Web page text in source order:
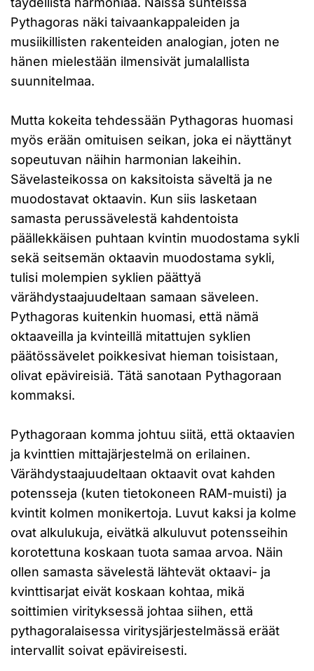
Pythagoras näki taivaankappaleiden ja
musiikillisten rakenteiden analogian, joten ne
hänen mielestään ilmensivät jumalallista
suunnitelmaa.
Mutta kokeita tehdessään Pythagoras huomasi
myös erään omituisen seikan, joka ei näyttänyt
sopeutuvan näihin harmonian lakeihin.
Sävelasteikossa on kaksitoista säveltä ja ne
muodostavat oktaavin. Kun siis lasketaan
samasta perussävelestä kahdentoista
päällekkäisen puhtaan kvintin muodostama sykli
sekä seitsemän oktaavin muodostama sykli,
tulisi molempien syklien päättyä
värähdystaajuudeltaan samaan säveleen.
Pythagoras kuitenkin huomasi, että nämä
oktaaveilla ja kvinteillä mitattujen syklien
päätössävelet poikkesivat hieman toisistaan,
olivat epävireisiä. Tätä sanotaan Pythagoraan
kommaksi.
Pythagoraan komma johtuu siitä, että oktaavien
ja kvinttien mittajärjestelmä on erilainen.
Värähdystaajuudeltaan oktaavit ovat kahden
potensseja (kuten tietokoneen RAM-muisti) ja
kvintit kolmen monikertoja. Luvut kaksi ja kolme
ovat alkulukuja, eivätkä alkuluvut potensseihin
korotettuna koskaan tuota samaa arvoa. Näin
ollen samasta sävelestä lähtevät oktaavi- ja
kvinttisarjat eivät koskaan kohtaa, mikä
soittimien virityksessä johtaa siihen, että
pythagoralaisessa viritysjärjestelmässä eräät
intervallit soivat epävireisesti.